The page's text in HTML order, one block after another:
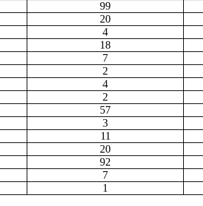
99
20
4
18
7
2
4
2
57
3
11
20
92
7
1